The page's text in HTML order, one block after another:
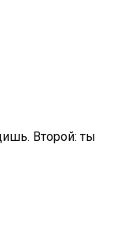
Второй: ты